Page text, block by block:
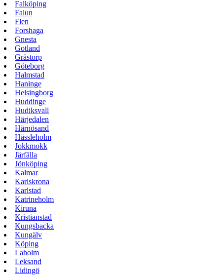
Falköping
Falun
Flen
Forshaga
Gnesta
Gotland
Grästorp
Göteborg
Halmstad
Haninge
Helsingborg
Huddinge
Hudiksvall
Härjedalen
Härnösand
Hässleholm
Jokkmokk
Järfälla
Jönköping
Kalmar
Karlskrona
Karlstad
Katrineholm
Kiruna
Kristianstad
Kungsbacka
Kungälv
Köping
Laholm
Leksand
Lidingö